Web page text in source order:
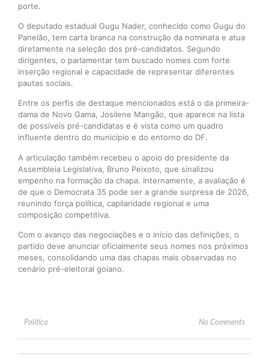
porte.
O deputado estadual Gugu Nader, conhecido como Gugu do
Panelão, tem carta branca na construção da nominata e atua
diretamente na seleção dos pré-candidatos. Segundo
dirigentes, o parlamentar tem buscado nomes com forte
inserção regional e capacidade de representar diferentes
pautas sociais.
Entre os perfis de destaque mencionados está o da primeira-
dama de Novo Gama, Josilene Mangão, que aparece na lista
de possíveis pré-candidatas e é vista como um quadro
influente dentro do município e do entorno do DF.
A articulação também recebeu o apoio do presidente da
Assembleia Legislativa, Bruno Peixoto, que sinalizou
empenho na formação da chapa. Internamente, a avaliação é
de que o Democrata 35 pode ser a grande surpresa de 2026,
reunindo força política, capilaridade regional e uma
composição competitiva.
Com o avanço das negociações e o início das definições, o
partido deve anunciar oficialmente seus nomes nos próximos
meses, consolidando uma das chapas mais observadas no
cenário pré-eleitoral goiano.
Política No Comments